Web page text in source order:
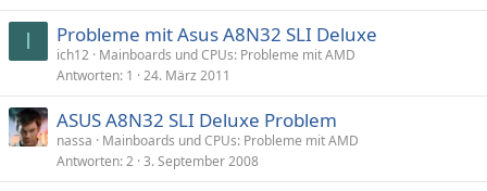
I Probleme mit Asus A8N32 SLI Deluxe
ich12 Mainboards und CPUs: Probleme mit AMD
Antworten 1 24. März 2011
ASUS A8N32 SLI Deluxe Problem
nassa
Mainboards und CPUs: Probleme mit AMD
Antworten 2 3. September 2008